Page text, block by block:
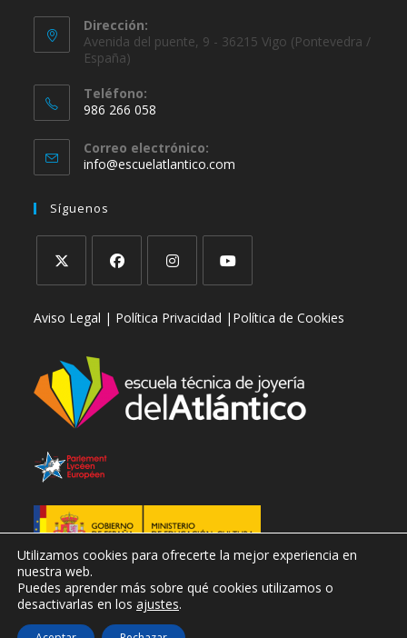
Dirección:
Avenida del puente, 9 - 36215 Vigo (Pontevedra /
España)
Teléfono:
986 266 058
abre
en
Correo electrónico:
info@escuelatlantico.com
Síguenos
abre
nueva
pestaña
abre
una
nueva
pestaña
abre
nueva
pestaña
abre
nueva
pestaña
Aviso Legal | Política Privacidad | Política de Cookies
Utilizamos cookies para ofrecerte la mejor experiencia en
nuestra web.
Puedes aprender más sobre qué cookies utilizamos o
desactivarlas en los ajustes.